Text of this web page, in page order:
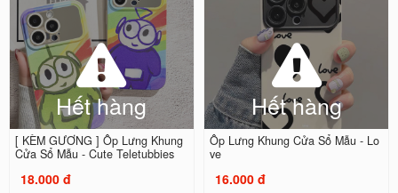
Hết hàng
[ KÈM GƯƠNG ] Ốp Lưng Khung
Cửa Sổ Mẫu - Cute Teletubbies
18.000 đ
Hết hàng
Ốp Lưng Khung Cửa Sổ Mẫu - Lo
ve
16.000 đ